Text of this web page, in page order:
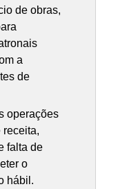
de obras,
a
de
operações
receita,
falta de
o
hábil.